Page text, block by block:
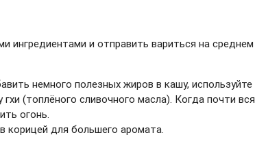
ингредиентами и отправить вариться на среднем
немного полезных жиров в кашу, используйте
(топлёного сливочного масла). Когда почти вся
огонь.
для большего аромата.